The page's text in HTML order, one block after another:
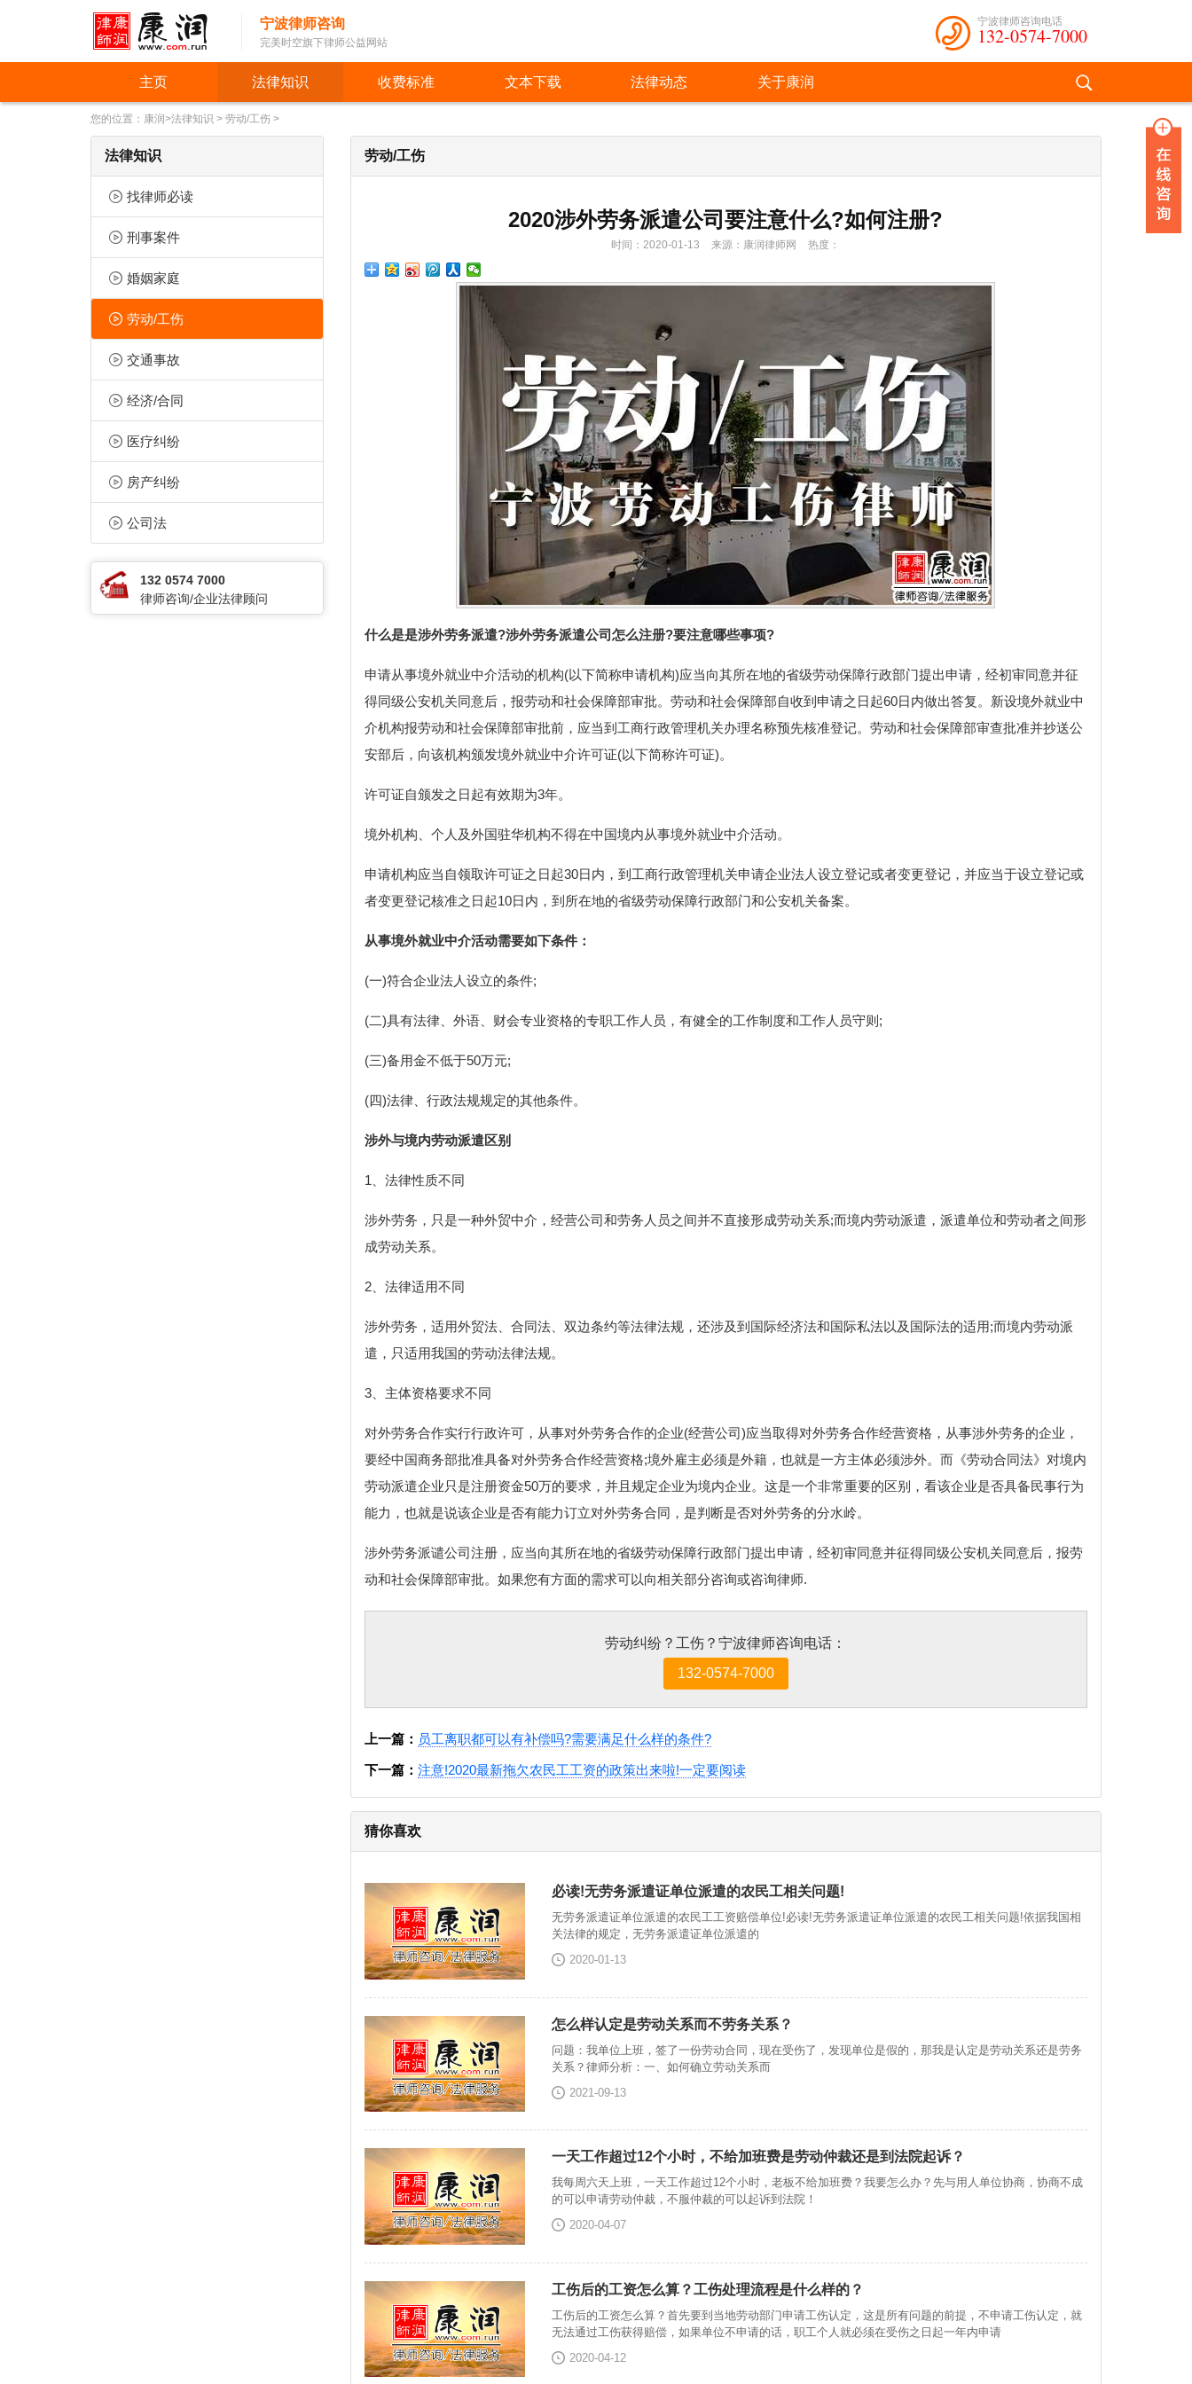
宁波律师咨询
完美时空旗下律师公益网站
宁波律师咨询电话
132-0574-7000
主页 法律知识 收费标准 文本下载 法律动态 关于康润
您的位置： 康润>法律知识 > 劳动/工伤 >
法律知识
找律师必读
刑事案件
婚姻家庭
劳动/工伤
交通事故
经济/合同
医疗纠纷
房产纠纷
公司法
132 0574 7000
律师咨询/企业法律顾问
劳动/工伤
2020涉外劳务派遣公司要注意什么?如何注册?
时间：2020-01-13 来源： 康润律师网 热度：
什么是是涉外劳务派遣?涉外劳务派遣公司怎么注册?要注意哪些事项?
申请从事境外就业中介活动的机构(以下简称申请机构)应当向其所在地的省级劳动保障行政部门提出申请，经初审同意并征
得同级公安机关同意后，报劳动和社会保障部审批。劳动和社会保障部自收到申请之日起60日内做出答复。新设境外就业中
介机构报劳动和社会保障部审批前，应当到工商行政管理机关办理名称预先核准登记。劳动和社会保障部审查批准并抄送公
安部后，向该机构颁发境外就业中介许可证(以下简称许可证)。
许可证自颁发之日起有效期为3年。
境外机构、个人及外国驻华机构不得在中国境内从事境外就业中介活动。
申请机构应当自领取许可证之日起30日内，到工商行政管理机关申请企业法人设立登记或者变更登记，并应当于设立登记或
者变更登记核准之日起10日内，到所在地的省级劳动保障行政部门和公安机关备案。
从事境外就业中介活动需要如下条件：
(一)符合企业法人设立的条件;
(二)具有法律、外语、财会专业资格的专职工作人员，有健全的工作制度和工作人员守则;
(三)备用金不低于50万元;
(四)法律、行政法规规定的其他条件。
涉外与境内劳动派遣区别
1、法律性质不同
涉外劳务，只是一种外贸中介，经营公司和劳务人员之间并不直接形成劳动关系;而境内劳动派遣，派遣单位和劳动者之间形
成劳动关系。
2、法律适用不同
涉外劳务，适用外贸法、合同法、双边条约等法律法规，还涉及到国际经济法和国际私法以及国际法的适用;而境内劳动派
遣，只适用我国的劳动法律法规。
3、主体资格要求不同
对外劳务合作实行行政许可，从事对外劳务合作的企业(经营公司)应当取得对外劳务合作经营资格，从事涉外劳务的企业，
要经中国商务部批准具备对外劳务合作经营资格;境外雇主必须是外籍，也就是一方主体必须涉外。而《劳动合同法》对境内
劳动派遣企业只是注册资金50万的要求，并且规定企业为境内企业。这是一个非常重要的区别，看该企业是否具备民事行为
能力，也就是说该企业是否有能力订立对外劳务合同，是判断是否对外劳务的分水岭。
涉外劳务派谴公司注册，应当向其所在地的省级劳动保障行政部门提出申请，经初审同意并征得同级公安机关同意后，报劳
动和社会保障部审批。如果您有方面的需求可以向相关部分咨询或咨询律师.
劳动纠纷？工伤？宁波律师咨询电话：
132-0574-7000
上一篇： 员工离职都可以有补偿吗?需要满足什么样的条件?
下一篇： 注意!2020最新拖欠农民工工资的政策出来啦!一定要阅读
猜你喜欢
必读!无劳务派遣证单位派遣的农民工相关问题!
无劳务派遣证单位派遣的农民工工资赔偿单位!必读!无劳务派遣证单位派遣的农民工相关问题!依据我国相
关法律的规定，无劳务派遣证单位派遣的
2020-01-13
怎么样认定是劳动关系而不劳务关系？
问题：我单位上班，签了一份劳动合同，现在受伤了，发现单位是假的，那我是认定是劳动关系还是劳务
关系？律师分析：一、如何确立劳动关系而
2021-09-13
一天工作超过12个小时，不给加班费是劳动仲裁还是到法院起诉？
我每周六天上班，一天工作超过12个小时，老板不给加班费？我要怎么办？先与用人单位协商，协商不成
的可以申请劳动仲裁，不服仲裁的可以起诉到法院！
2020-04-07
工伤后的工资怎么算？工伤处理流程是什么样的？
工伤后的工资怎么算？首先要到当地劳动部门申请工伤认定，这是所有问题的前提，不申请工伤认定，就
无法通过工伤获得赔偿，如果单位不申请的话，职工个人就必须在受伤之日起一年内申请
2020-04-12